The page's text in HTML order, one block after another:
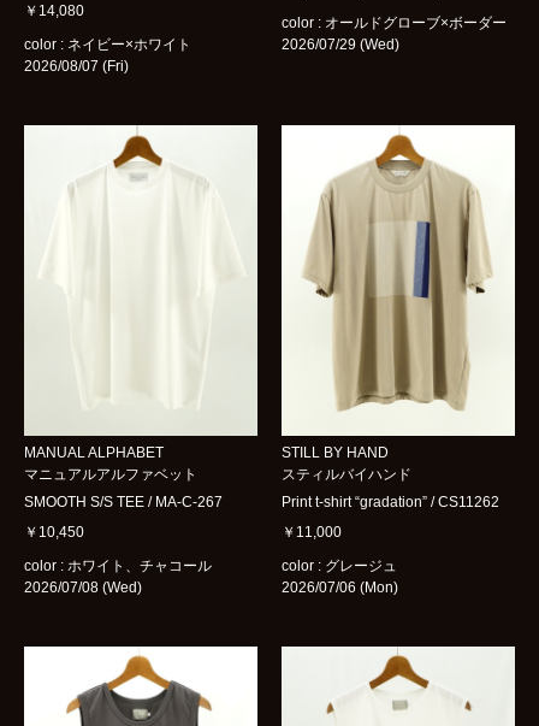
ARCHIVES
￥14,080
color : ネイビー×ホワイト
2026/08/07 (Fri)
color : オールドグローブ×ボーダー
2026/07/29 (Wed)
MANUAL ALPHABET
マニュアルアルファベット
SMOOTH S/S TEE / MA-C-267
￥10,450
color : ホワイト、チャコール
2026/07/08 (Wed)
STILL BY HAND
スティルバイハンド
Print t-shirt “gradation” / CS11262
￥11,000
color : グレージュ
2026/07/06 (Mon)